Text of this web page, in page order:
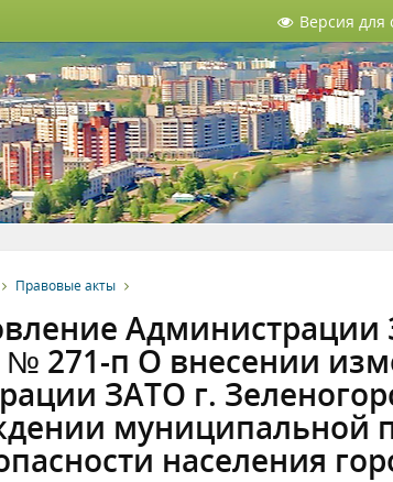
Версия для
Правовые акты
Администрации
№ 271-п О внесении
ЗАТО г.
муниципальной
населения